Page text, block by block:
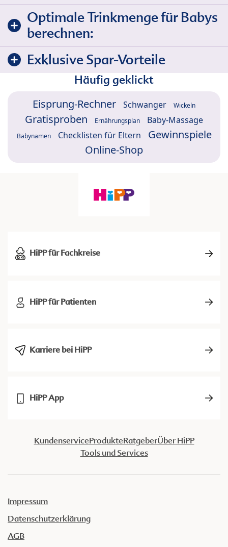
Optimale Trinkmenge für Babys
berechnen:
Exklusive Spar-Vorteile
Häufig geklickt
Eisprung-Rechner Schwanger Wickeln
Gratisproben Ernährungsplan Baby-Massage
Babynamen Checklisten für Eltern
Gewinnspiele
Online-Shop
HiPP für Fachkreise
HiPP für Patienten
Karriere bei HiPP
HiPP App
KundenserviceProdukteRatgeberÜber HiPP
Tools und Services
Impressum
Datenschutzerklärung
AGB